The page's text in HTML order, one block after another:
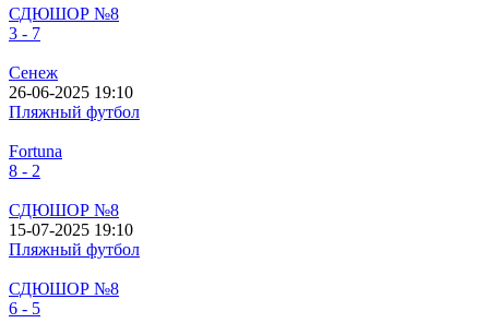
СДЮШОР №8
3 - 7
Сенеж
26-06-2025 19:10
Пляжный футбол
Fortuna
8 - 2
СДЮШОР №8
15-07-2025 19:10
Пляжный футбол
СДЮШОР №8
6 - 5